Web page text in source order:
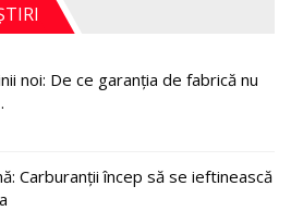
noi: De ce garanția de fabrică nu
Carburanții încep să se ieftinească